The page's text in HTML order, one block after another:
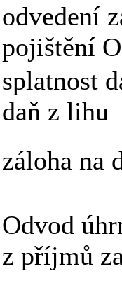
odvedení
pojištění
splatnost
daň z lihu
záloha na
Odvod
z příjmů